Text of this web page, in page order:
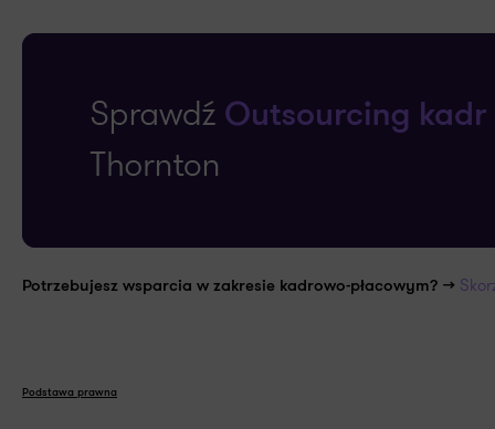
Potrzebujesz wsparcia w zakresie kadrowo-płacowym? >>
Podstawa prawna